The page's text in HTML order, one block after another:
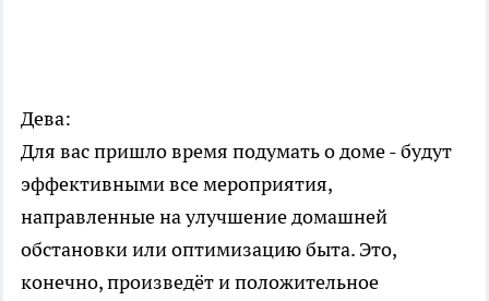
Дева:
Для вас пришло время подумать о доме - будут
эффективными все мероприятия,
направленные на улучшение домашней
обстановки или оптимизацию быта. Это,
конечно, произведёт и положительное